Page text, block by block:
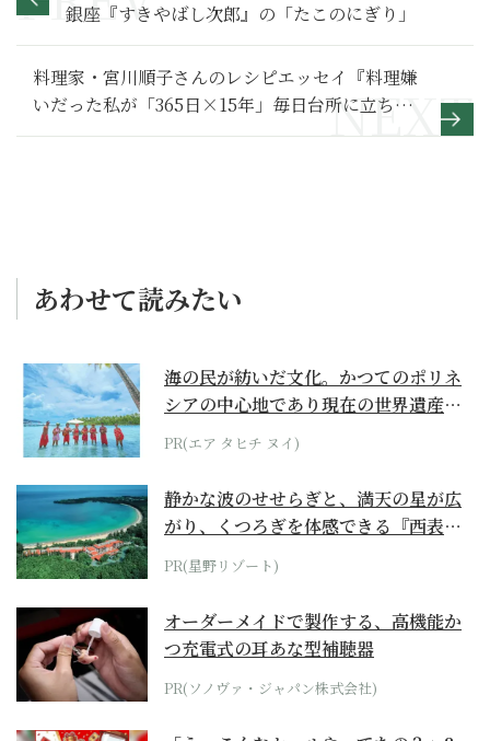
銀座『すきやばし次郎』の「たこのにぎり」
料理家・宮川順子さんのレシピエッセイ『料理嫌
いだった私が「365日×15年」毎日台所に立ち続
けた理由』
あわせて読みたい
海の民が紡いだ文化。かつてのポリネ
シアの中心地であり現在の世界遺産か
らみえてくる...
PR(エア タヒチ ヌイ)
静かな波のせせらぎと、満天の星が広
がり、くつろぎを体感できる『西表島
ホテル by...
PR(星野リゾート)
オーダーメイドで製作する、高機能か
つ充電式の耳あな型補聴器
PR(ソノヴァ・ジャパン株式会社)